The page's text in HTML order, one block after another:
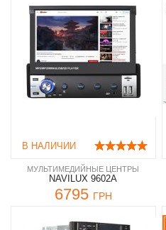
В НАЛИЧИИ
МУЛЬТИМЕДИЙНЫЕ ЦЕНТРЫ
NAVILUX 9602A
6795 ГРН